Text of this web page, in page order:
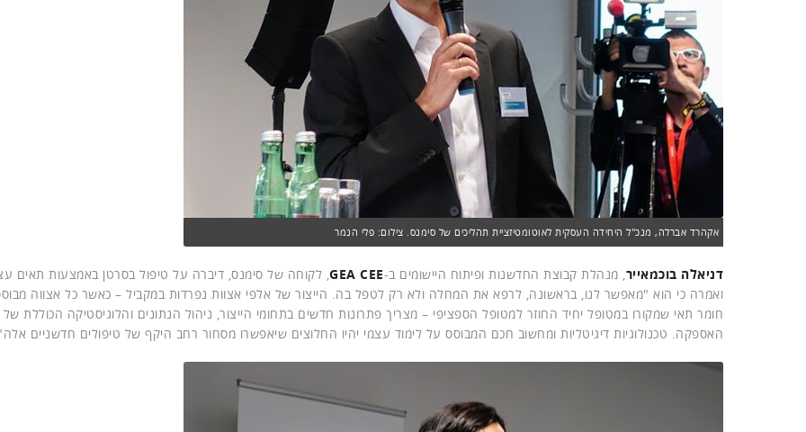
אקהרד אברלה, מנכ"ל היחידה העסקית לאוטומטיזציית תהליכים של סימנס. צילום: פלי הנמר
דניאלה בוכמאייר, מנהלת קבוצת החדשנות ופיתוח היישומים ב-GEA CEE, לקוחה של סימנס, דיברה על טיפול בסרטן באמצעות תאים
ואמרה כי הוא "מאפשר לנו, בראשונה, לרפא את המחלה ולא רק לטפל בה. הייצור של אלפי אצוות נפרדות במקביל – כאשר כל אצווה
חומר תאי שמקורו במטופל יחיד החוזר למטופל הספציפי – מצריך פתרונות חדשים בתחומי הייצור, ניהול הנתונים והלוגיסטיקה הכוללת
האספקה. טכנולוגיות דיגיטליות ומחשוב חכם המבוסס על לימוד עצמי יהיו החלוצים שיאפשרו מסחור רחב היקף של טיפולים חדשניים